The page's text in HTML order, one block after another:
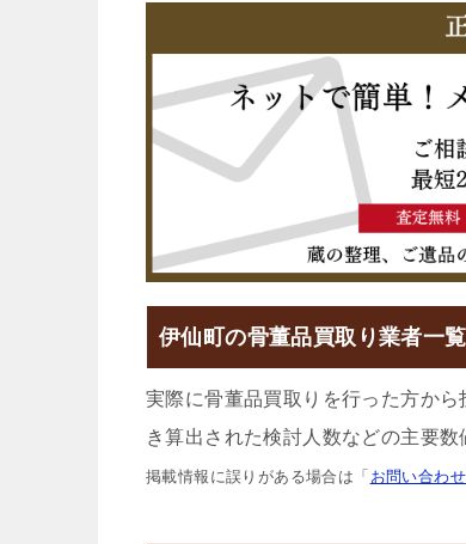
伊仙町の骨董品買取り業者一覧
実際に骨董品買取りを行った方か
き算出された検討人数などの主要
掲載情報に誤りがある場合は「 お問い合わ